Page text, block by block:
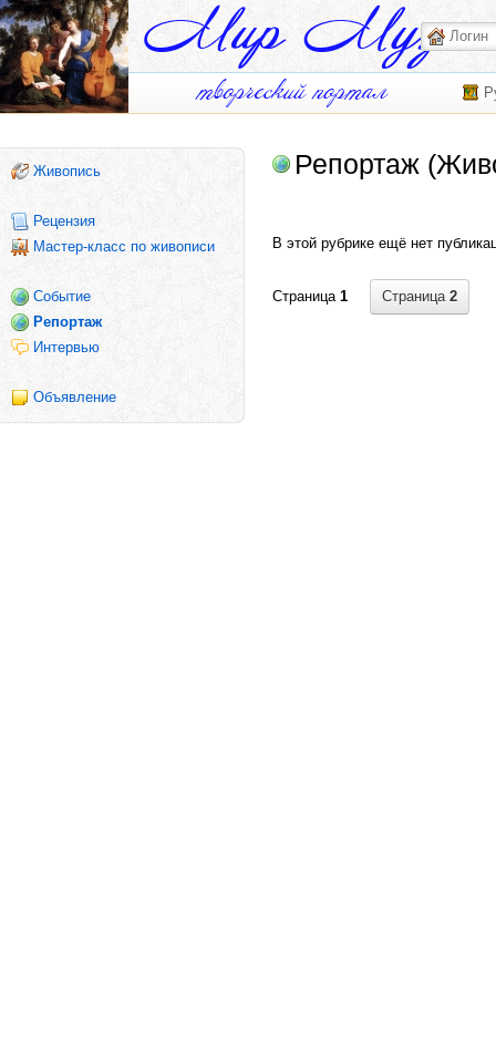
Живопись
Рецензия
Мастер-класс по живописи
Событие
Репортаж
Интервью
Объявление
Репортаж
В этой рубрике ещё нет
Страница 1 Страница 2